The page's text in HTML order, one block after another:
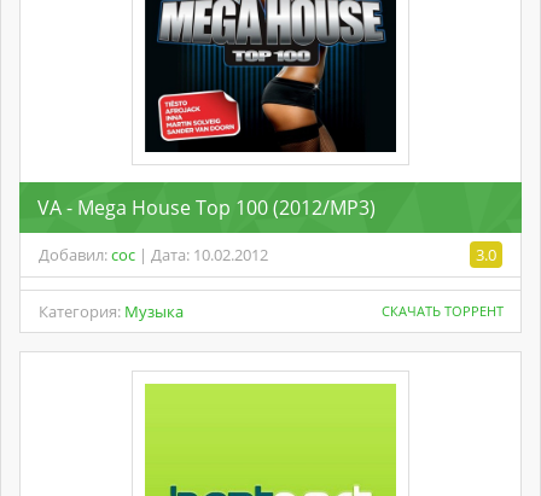
VA - Mega House Top 100 (2012/MP3)
Добавил:coc | Дата: 10.02.2012 3.0
Категория: Музыка СКАЧАТЬ ТОРРЕНТ